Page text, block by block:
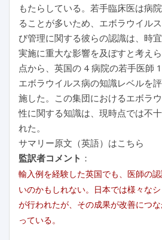
もたらしている。若手臨床医は病
ることが多いため、エボラウイル
び管理に関する彼らの認識は、時
実施に重大な影響を及ぼすと考え
点から、英国の 4 病院の若手医師
エボラウイルス病の知識レベルを
施した。この集団におけるエボラ
性に関する知識は、現時点では不
れた。
サマリー原文（英語）はこちら
監訳者コメント ：
輸入例を経験した英国でも、医師の
いのかもしれない。日本では様々な
が行われたが、その成果が改善につ
っている。